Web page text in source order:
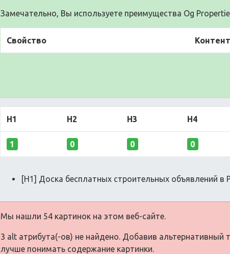
Замечательно, Вы используете преимущества Og
Свойство Контент
H1 H2 H3 H4
1 0 0 0
[H1] Доска бесплатных строительных объявлений в
Мы нашли 54 картинок на этом веб-сайте.
3 alt атрибута(-ов) не найдено. Добавив альтернативный
лучше понимать содержание картинки.